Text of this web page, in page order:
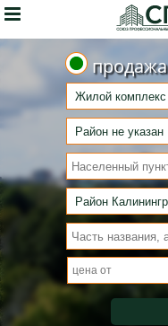

продажа